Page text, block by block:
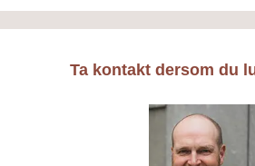
Ta kontakt dersom du